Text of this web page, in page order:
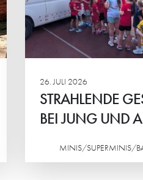
26. JULI 2026
STRAHLENDE
BEI JUNG UND
MINIS/SUPERMINIS/
sind die
Jahres 2026“ von
Stadtwerken